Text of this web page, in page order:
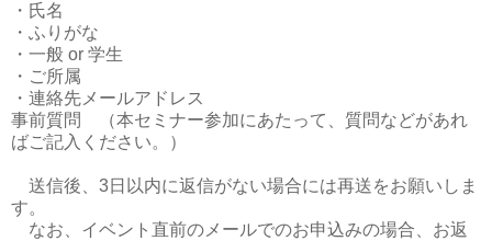
・氏名
・ふりがな
・一般 or 学生
・ご所属
・連絡先メールアドレス
事前質問 （本セミナー参加にあたって、質問などがあれ
ばご記入ください。）
送信後、3日以内に返信がない場合には再送をお願いしま
す。
なお、イベント直前のメールでのお申込みの場合、お返